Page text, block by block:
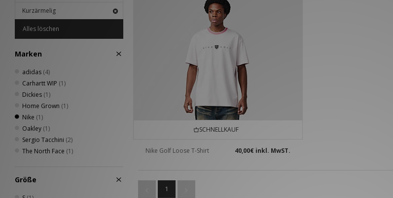
Kurzärmelig
Alles löschen
Marken
adidas (4)
Carhartt WIP (1)
Dickies (1)
Home Grown (1)
Nike (1)
Oakley (1)
Sergio Tacchini (2)
The North Face (1)
Größe
SCHNELLKAUF
Nike Golf Loose T-Shirt 40,00€ inkl. MwST.
1